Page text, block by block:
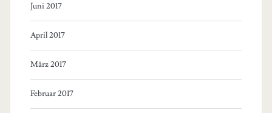
Juni 2017
April 2017
März 2017
Februar 2017